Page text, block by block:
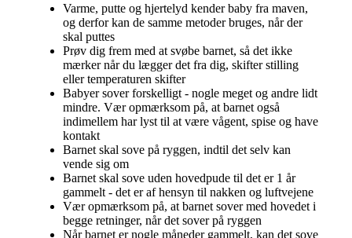
Varme, putte og hjertelyd kender baby fra maven,
og derfor kan de samme metoder bruges, når der
skal puttes
Prøv dig frem med at svøbe barnet, så det ikke
mærker når du lægger det fra dig, skifter stilling
eller temperaturen skifter
Babyer sover forskelligt - nogle meget og andre lidt
mindre. Vær opmærksom på, at barnet også
indimellem har lyst til at være vågent, spise og have
kontakt
Barnet skal sove på ryggen, indtil det selv kan
vende sig om
Barnet skal sove uden hovedpude til det er 1 år
gammelt - det er af hensyn til nakken og luftvejene
Vær opmærksom på, at barnet sover med hovedet i
begge retninger, når det sover på ryggen
Når barnet er nogle måneder gammelt, kan det sove